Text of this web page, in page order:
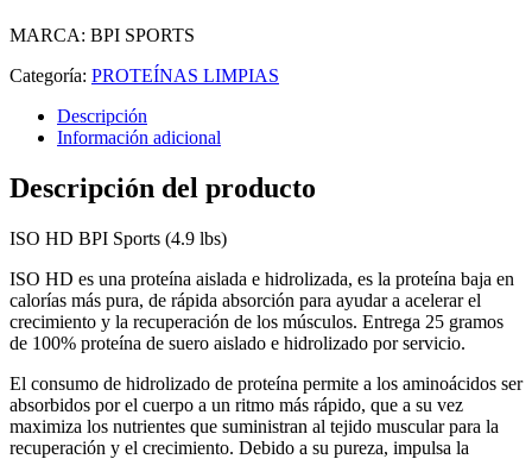
MARCA: BPI SPORTS
Categoría: PROTEÍNAS LIMPIAS
Descripción
Información adicional
Descripción del producto
ISO HD BPI Sports (4.9 lbs)
ISO HD es una proteína aislada e hidrolizada, es la proteína baja en
calorías más pura, de rápida absorción para ayudar a acelerar el
crecimiento y la recuperación de los músculos. Entrega 25 gramos
de 100% proteína de suero aislado e hidrolizado por servicio.
El consumo de hidrolizado de proteína permite a los aminoácidos ser
absorbidos por el cuerpo a un ritmo más rápido, que a su vez
maximiza los nutrientes que suministran al tejido muscular para la
recuperación y el crecimiento. Debido a su pureza, impulsa la